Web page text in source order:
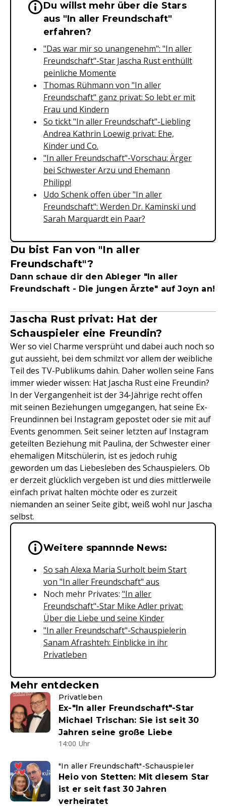
Wichtige Hinweise &
Du willst mehr über die Stars
aus "In aller Freundschaft"
erfahren?
"Das war mir so unangenehm": "In aller
Freundschaft"-Star Jascha Rust enthüllt
peinliche Momente
Thomas Rühmann von "In aller
Freundschaft" ganz privat: So lebt er mit
Frau und Kindern
So tickt "In aller Freundschaft"-Liebling
Andrea Kathrin Loewig privat: Ehe,
Kinder und Co.
"In aller Freundschaft"-Vorschau: Ärger
bei Schwester Arzu und Ehemann
Philipp!
Udo Schenk offen über "In aller
Freundschaft": Werden Dr. Kaminski und
Sarah Marquardt ein Paar?
Du bist Fan von "In aller
Freundschaft"?
Dann schaue dir den Ableger "In aller
Freundschaft - Die jungen Ärzte" auf Joyn an!
Jascha Rust privat: Hat der
Schauspieler eine Freundin?
Wer so viel Charme versprüht und dabei auch noch so
gut aussieht, bei dem schmilzt vor allem der weibliche
Teil des TV-Publikums dahin. Daher wollen seine Fans
immer wieder wissen: Hat Jascha Rust eine Freundin?
In der Vergangenheit ist der 34-Jährige recht offen
mit seinen Beziehungen umgegangen, hat seine Ex-
Freundinnen bei Instagram gepostet oder sie mit auf
Events genommen. Seit seiner letzten auf Instagram
geteilten Beziehung mit Paulina, der Schwester einer
ehemaligen Mitschülerin, ist es jedoch ruhig
geworden um das Liebesleben des Schauspielers. Ob
er derzeit glücklich vergeben ist und dies mittlerweile
einfach privat halten möchte oder es zurzeit
niemanden an seiner Seite gibt, weiß wohl nur Jascha
selbst.
Wichtige Hinweise &
Weitere spannnde News:
So sah Alexa Maria Surholt beim Start
von "In aller Freundschaft" aus
Noch mehr Privates: "In aller
Freundschaft"-Star Mike Adler privat:
Über die Liebe und seine Kinder
"In aller Freundschaft"-Schauspielerin
Sanam Afrashteh: Einblicke in ihr
Privatleben
Mehr entdecken
Privatleben
Ex-"In aller Freundschaft"-Star
Michael Trischan: Sie ist seit 30
Jahren seine große Liebe
14:00 Uhr
"In aller Freundschaft"-Schauspieler
Heio von Stetten: Mit diesem Star
ist er seit fast 30 Jahren
verheiratet